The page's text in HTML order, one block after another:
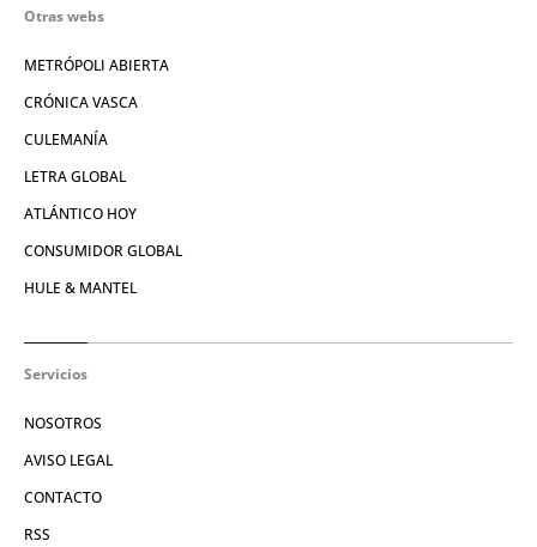
Otras webs
METRÓPOLI ABIERTA
CRÓNICA VASCA
CULEMANÍA
LETRA GLOBAL
ATLÁNTICO HOY
CONSUMIDOR GLOBAL
HULE & MANTEL
Servicios
NOSOTROS
AVISO LEGAL
CONTACTO
RSS